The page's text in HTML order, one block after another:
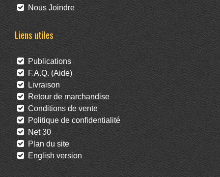
Nous Joindre
Liens utiles
Publications
F.A.Q. (Aide)
Livraison
Retour de marchandise
Conditions de vente
Politique de confidentialité
Net 30
Plan du site
English version